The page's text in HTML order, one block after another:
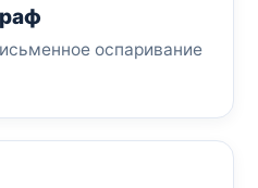
оспаривание